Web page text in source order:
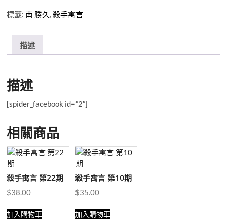
第
期
量
標籤:南 勝久 ,殺手寓言
描述
描述
[spider_facebook id=”2″]
相關商品
殺手寓言 第22期
$38.00
加入購物車
殺手寓言 第10期
$35.00
加入購物車